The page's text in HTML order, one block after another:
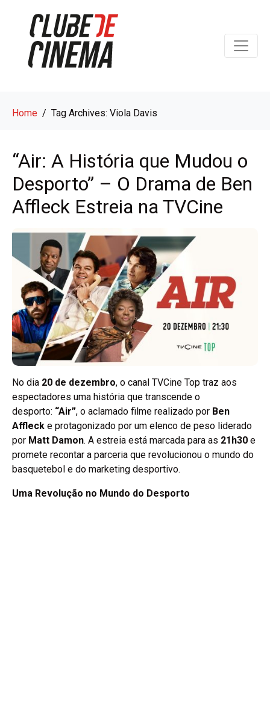
Home Tag Archives: Viola Davis
“Air: A História que Mudou o
Desporto” – O Drama de Ben
Affleck Estreia na TVCine
No dia 20 de dezembro, o canal TVCine Top traz aos
espectadores uma história que transcende o
desporto: “Air”, o aclamado filme realizado por Ben
Affleck e protagonizado por um elenco de peso liderado
por Matt Damon. A estreia está marcada para as 21h30 e
promete recontar a parceria que revolucionou o mundo do
basquetebol e do marketing desportivo.
Uma Revolução no Mundo do Desporto